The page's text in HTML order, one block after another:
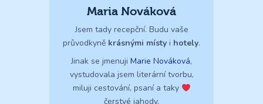
Maria Nováková
Jsem tady recepční. Budu vaše
průvodkyně krásnými místy i hotely.
Jinak se jmenuji Marie Nováková,
vystudovala jsem literární tvorbu,
miluji cestování, psaní a taky
čerstvé jahody.